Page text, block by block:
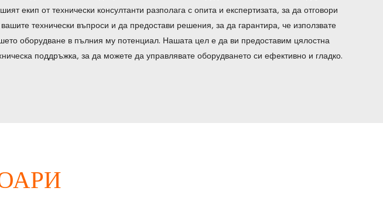
екип от технически консултанти разполага с опита и експертизата, за да отговори
технически въпроси и да предостави решения, за да гарантира, че използвате
оборудване в пълния му потенциал. Нашата цел е да ви предоставим цялостна
поддръжка, за да можете да управлявате оборудването си ефективно и гладко.